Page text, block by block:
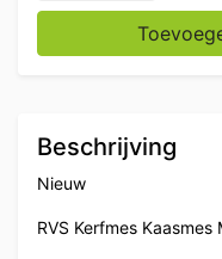
Beschrijving
Nieuw
RVS Kerfmes Kaasmes